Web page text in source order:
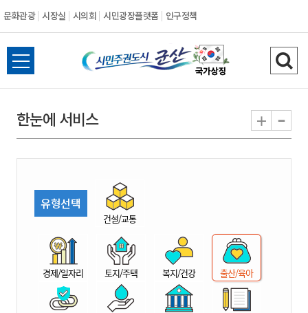
문화관광 시장실 시의회 시민광장플랫폼 인구정책
시
민
권
시
산
전
체
뉴
열
검
색
기
한눈에 서비스 + -
유형선택
건설/교통
경제/일자리 토지/주택 복지/건강 출산/육아